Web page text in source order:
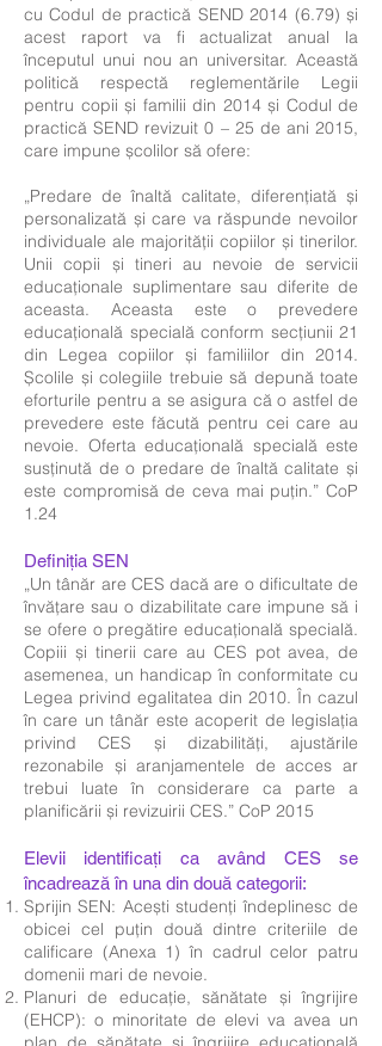
cu Codul de practică SEND 2014 (6.79) și
acest raport va fi actualizat anual la
începutul unui nou an universitar. Această
politică respectă reglementările Legii
pentru copii și familii din 2014 și Codul de
practică SEND revizuit 0 – 25 de ani 2015,
care impune școlilor să ofere:
„Predare de înaltă calitate, diferențiată și
personalizată și care va răspunde nevoilor
individuale ale majorității copiilor și tinerilor.
Unii copii și tineri au nevoie de servicii
educaționale suplimentare sau diferite de
aceasta. Aceasta este o prevedere
educațională specială conform secțiunii 21
din Legea copiilor și familiilor din 2014.
Școlile și colegiile trebuie să depună toate
eforturile pentru a se asigura că o astfel de
prevedere este făcută pentru cei care au
nevoie. Oferta educațională specială este
susținută de o predare de înaltă calitate și
este compromisă de ceva mai puțin.” CoP
1.24
Definiţia SEN
„Un tânăr are CES dacă are o dificultate de
învățare sau o dizabilitate care impune să i
se ofere o pregătire educațională specială.
Copiii și tinerii care au CES pot avea, de
asemenea, un handicap în conformitate cu
Legea privind egalitatea din 2010. În cazul
în care un tânăr este acoperit de legislația
privind CES și dizabilități, ajustările
rezonabile și aranjamentele de acces ar
trebui luate în considerare ca parte a
planificării și revizuirii CES.” CoP 2015
Elevii identificați ca având CES se
încadrează în una din două categorii:
Sprijin SEN: Acești studenți îndeplinesc de
obicei cel puțin două dintre criteriile de
calificare (Anexa 1) în cadrul celor patru
domenii mari de nevoie.
Planuri de educație, sănătate și îngrijire
(EHCP): o minoritate de elevi va avea un